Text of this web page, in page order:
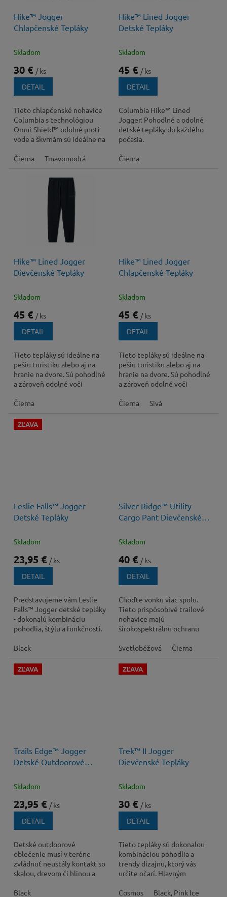
Hike™ Jogger
Chlapčenské Tepláky
Skladom
30 € / ks
DETAIL
Tieto chlapčenské nohavice
Columbia s technológiou
Omni-Shield™ odolné proti
vode a škvrnám sú ideálne na
hranie na dvore.
Čierna Tmavomodrá
Hike™ Lined Jogger
Detské Tepláky
Skladom
45 € / ks
DETAIL
Columbia Hike™ Lined
Jogger: Pohodlné a odolné
detské tepláky do každého
počasia.
Čierna
Hike™ Lined Jogger
Dievčenské Tepláky
Skladom
45 € / ks
DETAIL
Tieto tepláky sú ideálne na
pešiu turistiku alebo aj na
hranie na dvore. Sú pohodlné
a zároveň odolné voči
Čierna
Hike™ Lined Jogger
Chlapčenské Tepláky
Skladom
45 € / ks
DETAIL
Tieto tepláky sú ideálne na
pešiu turistiku alebo aj na
hranie na dvore. Sú pohodlné
a zároveň odolné voči
Čierna
Sivá
ZĽAVA
Leslie Falls™ Jogger
Detské Tepláky
Skladom
23,95 € / ks
DETAIL
Predstavujeme vám Leslie
Falls™ Jogger detské tepláky
- dokonalú kombináciu
pohodlia, štýlu a funkčnosti.
Black
Silver Ridge™ Utility
Cargo Pant Dievčenské
Skladom
40 € / ks
DETAIL
Choďte vonku viac spolu.
Tieto prispôsobivé trailové
nohavice majú
širokospektrálnu ochranu
odvádzajúcu pot a elastický
Svetlobéžová Čierna
ZĽAVA
Trails Edge™ Jogger
Detské Outdoorové
Skladom
23,95 € / ks
DETAIL
Detské outdoorové
oblečenie musí v teréne
zvládnuť neustály kontakt so
skalou, drevom či hlinou a
v pohybe. Model...
Black
ZĽAVA
Trek™ II Jogger
Dievčenské Tepláky
Skladom
30 € / ks
DETAIL
Tieto tepláky sú dokonalou
kombináciou pohodlia a
trendy dizajnu, ktorý vás
určite očarí. Hlavným
ich vlastnosti a...
Cosmos Black, Pink Ice